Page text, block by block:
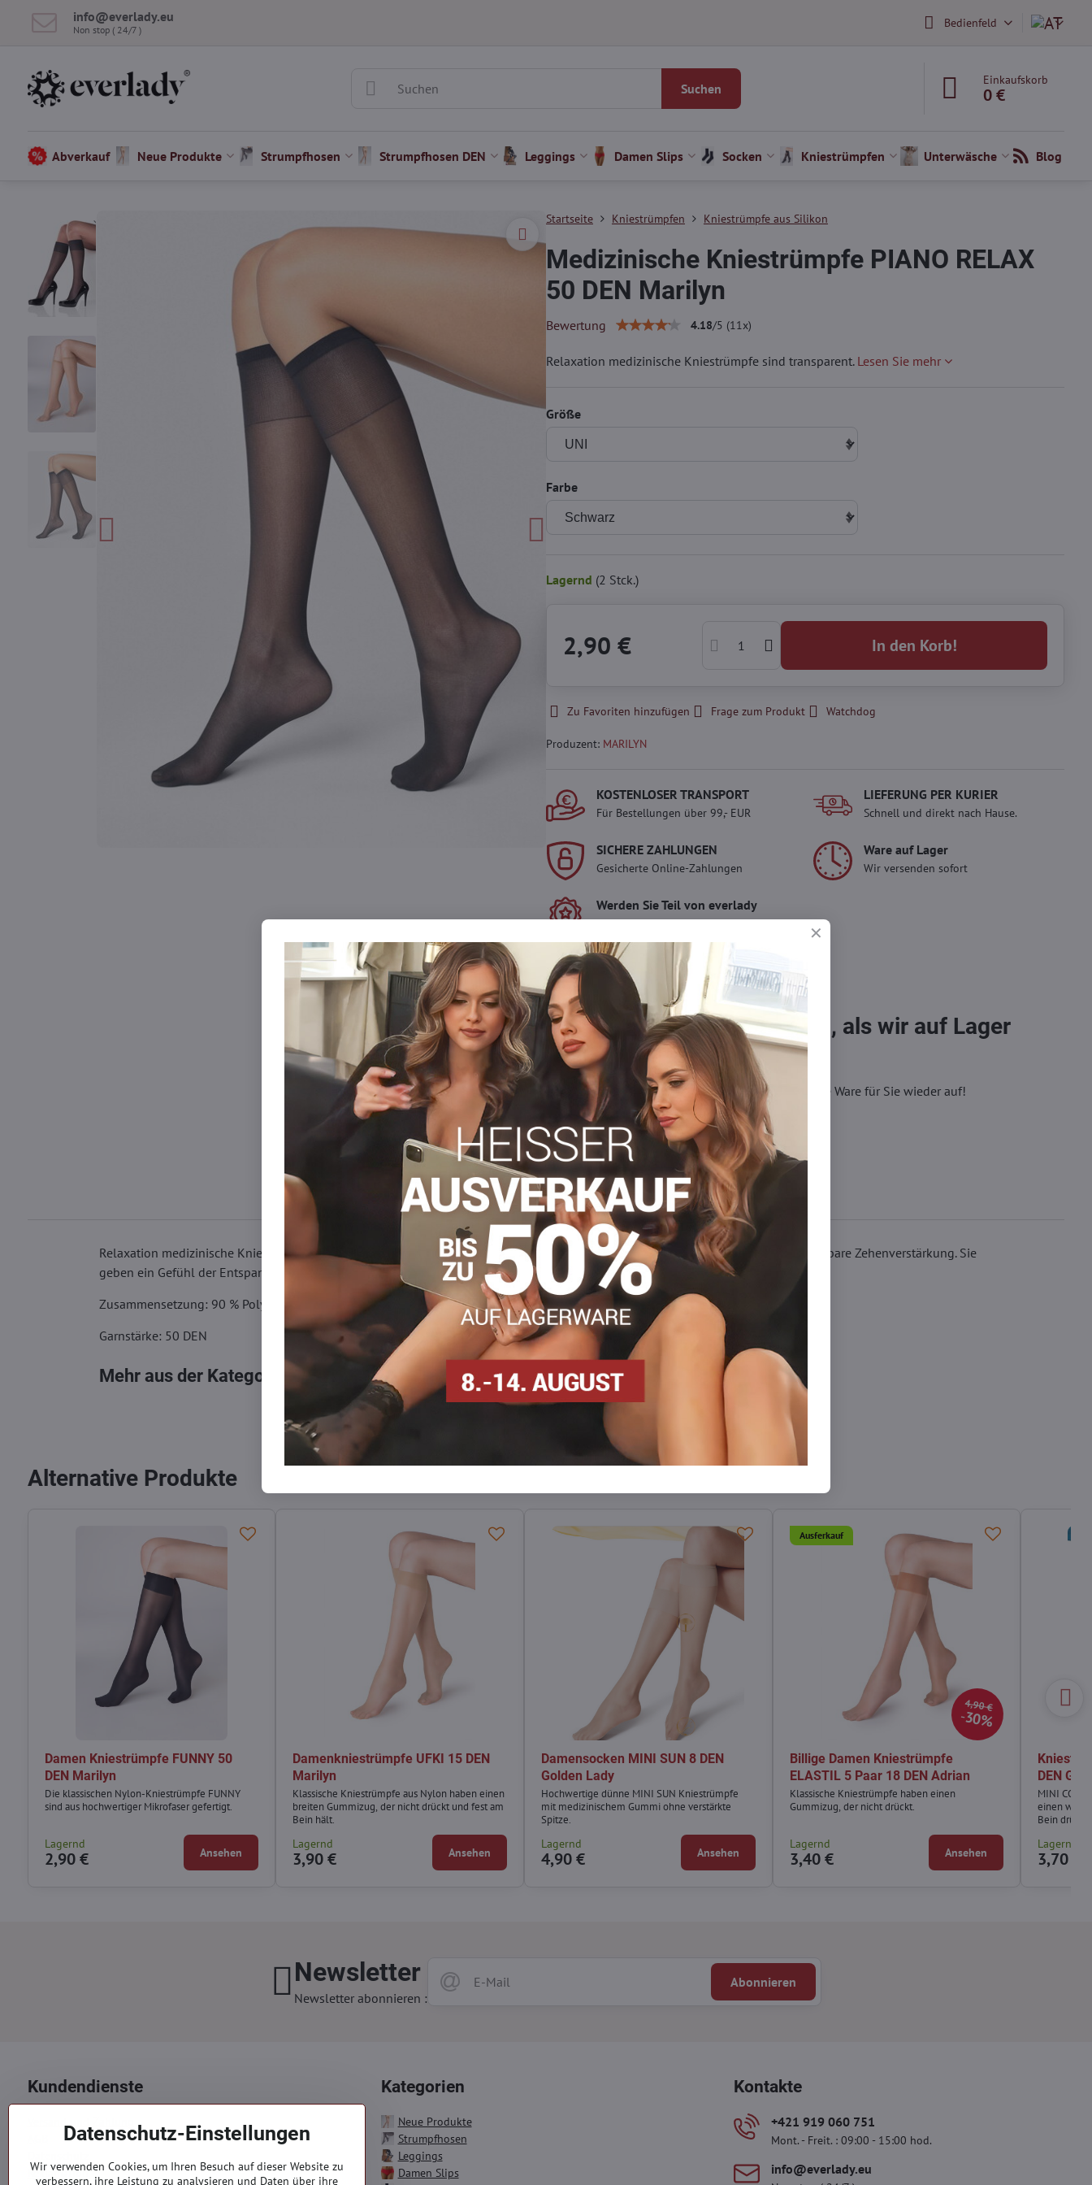
info​@everlady​.eu
Non stop ( 24/7 ) Bedienfeld
Suchen
Einkaufskorb
0 €
Abverkauf Neue Produkte Strumpfhosen Strumpfhosen DEN Leggings Damen Slips Socken Kniestrümpfen Unterwäsche Blog
Startseite Kniestrümpfen Kniestrümpfe aus Silikon
Medizinische Kniestrümpfe PIANO RELAX
50 DEN Marilyn
Bewertung 4.18/5 (11x)
Relaxation medizinische Kniestrümpfe sind transparent. Lesen Sie mehr
Größe
Farbe
Lagernd (2 Stck.)
2,90 € In den Korb!
Zu Favoriten hinzufügen Frage zum Produkt Watchdog
Produzent: MARILYN
KOSTENLOSER TRANSPORT
Für Bestellungen über 99,- EUR
LIEFERUNG PER KURIER
Schnell und direkt nach Hause.
SICHERE ZAHLUNGEN
Gesicherte Online-Zahlungen
Ware auf Lager
Wir versenden sofort
Werden Sie Teil von everlady
Werden Sie Teil von everlady und
Mitgliedervorteilbei jedem Einkauf.
Der Vorteil wird automatisch im
Warenkorb angewendet.
Möchten Sie mehr bestellen, als wir auf Lager
haben?
Zögern Sie nicht, uns zu kontaktieren, wir füllen die Ware für Sie wieder auf!
info​@everlady​.eu
Beschreibung Bewertungen 0 Diskussion 0
Relaxation medizinische Kniestrümpfe sind transparent. Sie haben ein breites, nicht komprimierendes Gummiband und eine unsichtbare Zehenverstärkung. Sie
geben ein Gefühl der Entspannung und verbessern die Durchblutung.
Zusammensetzung: 90 % Polyamid, 10 % Elastan
Garnstärke: 50 DEN
Mehr aus der Kategorie Kniestrümpfen Medizinische Kniestrümpfe Kniestrümpfe aus Silikon
LinkedIn
Alternative Produkte
Damen Kniestrümpfe FUNNY 50
DEN Marilyn
Die klassischen Nylon-Kniestrümpfe FUNNY
sind aus hochwertiger Mikrofaser gefertigt.
Lagernd
2,90 € Ansehen
Damenkniestrümpfe UFKI 15 DEN
Marilyn
Klassische Kniestrümpfe aus Nylon haben einen
breiten Gummizug, der nicht drückt und fest am
Bein hält.
Lagernd
3,90 € Ansehen
Damensocken MINI SUN 8 DEN
Golden Lady
Hochwertige dünne MINI SUN Kniestrümpfe
mit medizinischem Gummi ohne verstärkte
Spitze.
Lagernd
4,90 € Ansehen
4,90 €
30%
Ausferkauf
Billige Damen Kniestrümpfe
ELASTIL 5 Paar 18 DEN Adrian
Klassische Kniestrümpfe haben einen
Gummizug, der nicht drückt.
Lagernd
3,40 € Ansehen
DEN
MINI
einen
Bein drückt.
Lagernd
3,70 €
Newsletter
Newsletter abonnieren :
Abonnieren
Kundendienste
Reklamation
Kategorien
Neue Produkte
Strumpfhosen
Leggings
Damen Slips
Kontakte
+421 919 060 751
Mont. - Freit. : 09:00 - 15:00 hod.
info​@everlady​.eu
Datenschutz-Einstellungen
Wir verwenden Cookies, um Ihren Besuch auf dieser Website zu
verbessern, ihre Leistung zu analysieren und Daten über ihre